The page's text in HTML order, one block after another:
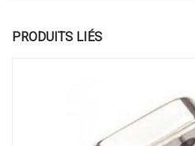
PRODUITS LIÉS